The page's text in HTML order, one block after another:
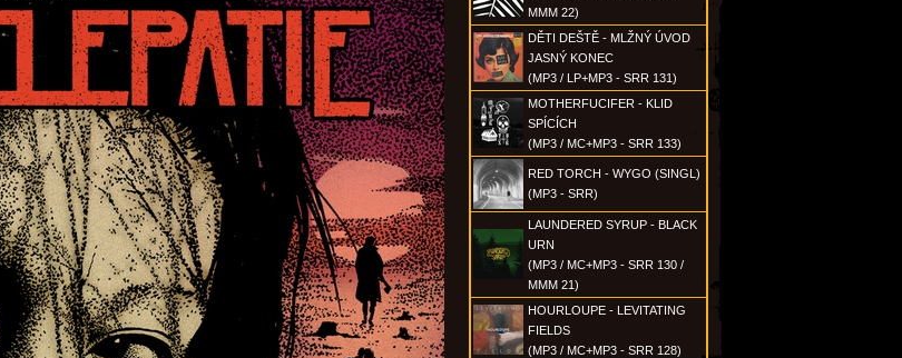
MMM 22)
DĚTI DEŠTĚ - MLŽNÝ ÚVOD
JASNÝ KONEC
(MP3 / LP+MP3 - SRR 131)
MOTHERFUCIFER - KLID
SPÍCÍCH
(MP3 / MC+MP3 - SRR 133)
RED TORCH - WYGO (SINGL)
(MP3 - SRR)
LAUNDERED SYRUP - BLACK
URN
(MP3 / MC+MP3 - SRR 130 /
MMM 21)
HOURLOUPE - LEVITATING
FIELDS
(MP3 / MC+MP3 - SRR 128)